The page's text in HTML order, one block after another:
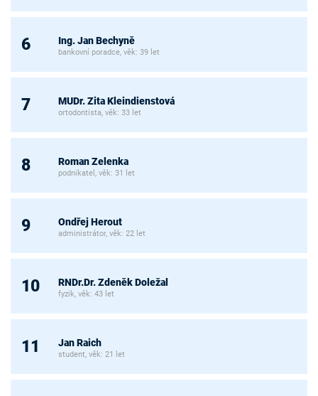
6 Ing. Jan Bechyně
bankovní poradce, věk: 39 let
7 MUDr. Zita Kleindienstová
ortodontista, věk: 33 let
8 Roman Zelenka
podnikatel, věk: 31 let
9 Ondřej Herout
administrátor, věk: 22 let
10 RNDr.Dr. Zdeněk Doležal
fyzik, věk: 43 let
11 Jan Raich
student, věk: 21 let